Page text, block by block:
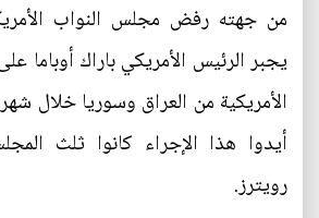
من جهته رفض مجلس النواب
يجبر الرئيس الأمريكي باراك
الأمريكية من العراق وسوريا خلال
أيدوا هذا الإجراء كانوا ثلث
رويترز.